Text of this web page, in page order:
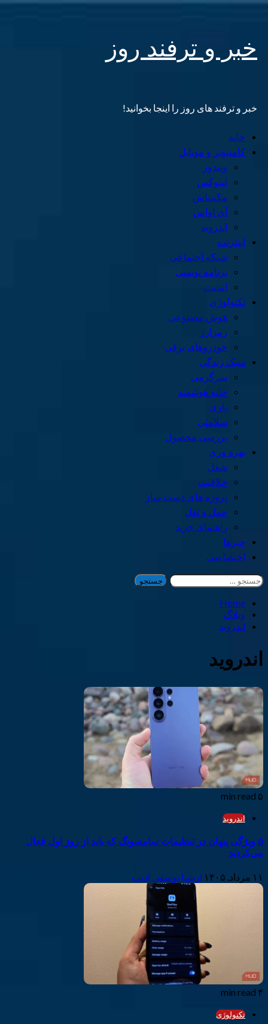
content
خبر و ترفند روز
خبر و ترفند های روز را اینجا بخوانید!
Primary
Menu
خانه
کامپیوتر و موبایل
ویندوز
لینوکس
مکینتاش
آی اواس
اندروید
اینترنت
شبکه اجتماعی
برنامه نویسی
امنیت
تکنولوژی
هوش مصنوعی
رمزارز
خودروهای برقی
سبک زندگی
سرگرمی
خانه هوشمند
بازی
سلامتی
بررسی محصول
بهره وری
شغل
خلاقیت
پروژه های دست ساز
حمل و نقل
راهنمای خرید
خبرها
اختصاصی
جستجو
برای:
Home
وبلاگ
اندروید
اندروید
۵ min read
اندروید
۵ ویژگی پنهان در تنظیمات سامسونگ که باید از روز اول فعال
می‌کردید
۱۱ مرداد, ۱۴۰۵ ارشیا یوسفی ادیب
۴ min read
تکنولوژی